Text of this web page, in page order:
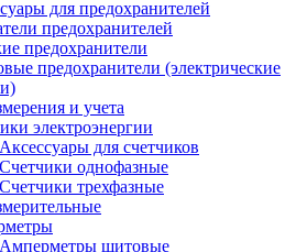
для предохранителей
предохранителей
предохранители
предохранители (электрические
и учета
электроэнергии
Аксессуары для счетчиков
Счетчики однофазные
Счетчики трехфазные
Амперметры щитовые